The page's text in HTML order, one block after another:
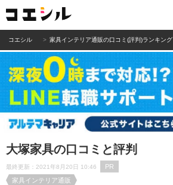
コエシル 家具インテリア通販の口コミ(評判)ランキング
大塚家具の口コミと評判
最終更新：2021年8月20日 10:46
PR
家具インテリア通販